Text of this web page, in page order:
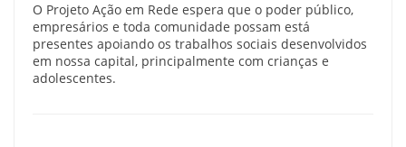
O Projeto Ação em Rede espera que o poder público,
empresários e toda comunidade possam está
presentes apoiando os trabalhos sociais desenvolvidos
em nossa capital, principalmente com crianças e
adolescentes.